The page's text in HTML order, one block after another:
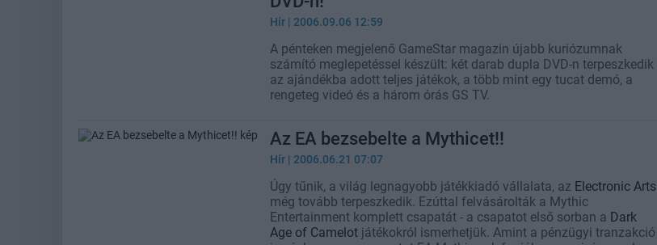
Hír | 2006.09.06 12:59
A pénteken megjelenő GameStar magazin újabb kuriózumnak
számító meglepetéssel készült: két darab dupla DVD-n terpeszkedik
az ajándékba adott teljes játékok, a több mint egy tucat demó, a
rengeteg videó és a három órás GS TV.
Az EA bezsebelte a Mythicet!!
Hír | 2006.06.21 07:07
Úgy tűnik, a világ legnagyobb játékkiadó vállalata, az Electronic Arts
még tovább terpeszkedik. Ezúttal felvásárolták a Mythic
Entertainment komplett csapatát - a csapatot első sorban a Dark
Age of Camelot játékokról ismerhetjük. Amint a pénzügyi tranzakció